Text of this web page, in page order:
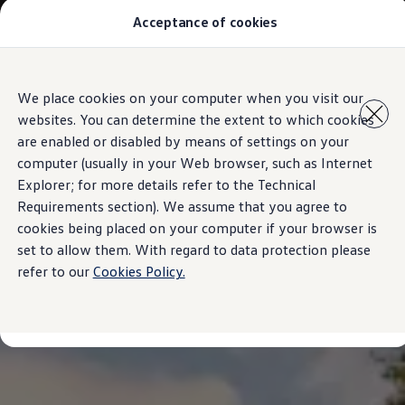
Acceptance of cookies
We place cookies on your computer when you visit our
websites. You can determine the extent to which cookies
are enabled or disabled by means of settings on your
computer (usually in your Web browser, such as Internet
Explorer; for more details refer to the Technical
Requirements section). We assume that you agree to
cookies being placed on your computer if your browser is
set to allow them. With regard to data protection please
refer to our Cookies Policy.
main
content
to
footer
售後推廣優惠
機油及潤滑油
車輪與輪胎
車主有用資訊
故障及意外支援
高田 (Takata) 安全氣袋召回
擁有一輛Volkswagen汽車嗎
陳列室及維修中心
關於 Volkswagen